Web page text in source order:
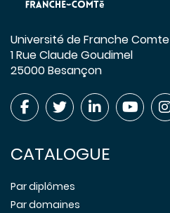
Université de Franche Comte
1 Rue Claude Goudimel
25000 Besançon
CATALOGUE
Par diplômes
Par domaines